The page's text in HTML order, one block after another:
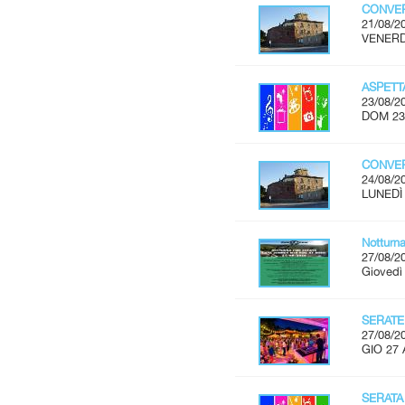
21/08/
23/08/
DOM
24/08/
27/08/
Giovedì
27/08/
GIO 27